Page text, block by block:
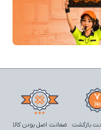
ضمانت اصل بودن کالا